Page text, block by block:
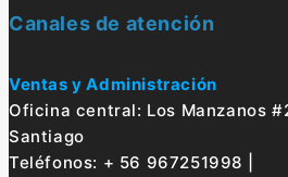
Canales de atención
Ventas y Administración
Oficina central: Los Manzanos
Santiago
Teléfonos: + 56 967251998 |